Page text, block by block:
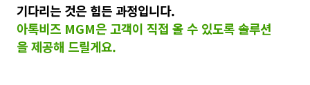
기다리는 것은 힘든 과정입니다.
아톡비즈 MGM은 고객이 직접 올 수 있도록 솔루션
을 제공해 드릴게요.